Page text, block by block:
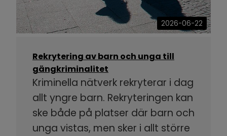
2026-06-22
Rekrytering av barn och unga till
gängkriminalitet
Kriminella nätverk rekryterar i dag
allt yngre barn. Rekryteringen kan
ske både på platser där barn och
unga vistas, men sker i allt större